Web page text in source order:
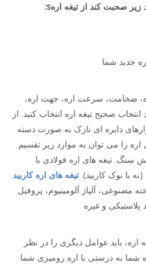
زیر صحبت کند از تیغه ارهs:
ضخامت، سرعت اره، جهت اره،
صحیح تیغه اره انتخاب کنید. از
دایره ای نازک به صورت دسته
را می توان به موارد زیر تقسیم
سنگ. تیغه های اره فولادی با
با نوک کاربید). تیغه های اره کاربید
مصنوعی، آلیاژ آلومینیوم، پروفیل
پلاستیکی و غیره
باید عوامل دیگری را در نظر
شما به درستی با اره رومیزی شما